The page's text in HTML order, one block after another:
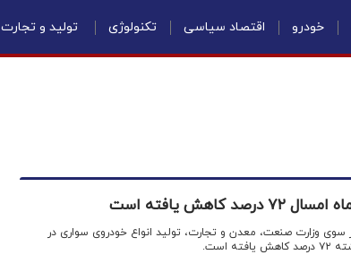
خودرو اقتصاد سیاسی تکنولوژی تولید و تجارت
یافته است
سوی وزارت صنعت، معدن و تجارت، تولید انواع خودروی سواری در